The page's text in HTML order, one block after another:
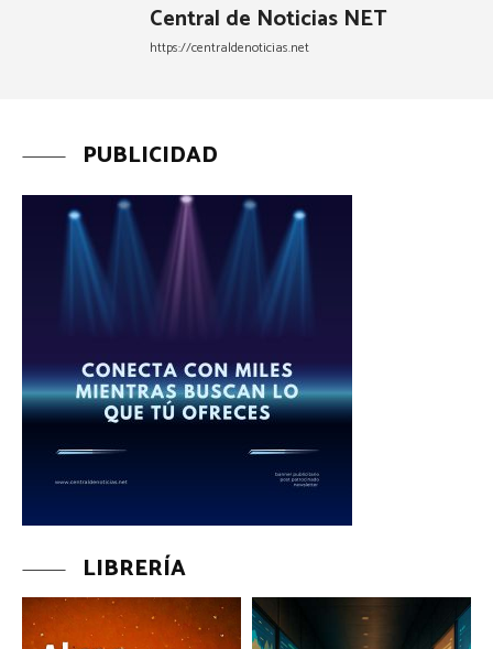
Central de Noticias NET
https://centraldenoticias.net
PUBLICIDAD
LIBRERÍA